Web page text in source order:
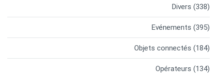
Divers (338)
Evénements (395)
Objets connectés (184)
Opérateurs (134)